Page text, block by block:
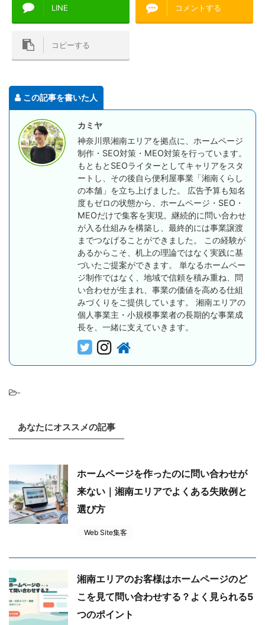
LINE コメントする
コピーする
この記事を書いた人
カミヤ
神奈川県湘南エリアを拠点に、ホームページ
制作・SEO対策・MEO対策を行っています。
もともとSEOライターとしてキャリアをスタ
ートし、その後自ら便利屋事業「湘南くらし
の本舗」を立ち上げました。 広告予算も知名
度もゼロの状態から、ホームページ・SEO・
MEOだけで集客を実現。継続的に問い合わせ
が入る仕組みを構築し、最終的には事業譲渡
までつなげることができました。 この経験が
あるからこそ、机上の理論ではなく実践に基
づいたご提案ができます。 単なるホームペー
ジ制作ではなく、地域で信頼を積み重ね、問
い合わせが生まれ、事業の価値を高める仕組
みづくりをご提供しています。 湘南エリアの
個人事業主・小規模事業者の長期的な事業成
長を、一緒に支えていきます。
-
あなたにオススメの記事
ホームページを作ったのに問い合わせが
来ない｜湘南エリアでよくある失敗例と
選び方
Web Site集客
湘南エリアのお客様はホームページのど
こを見て問い合わせする？よく見られる5
つのポイント